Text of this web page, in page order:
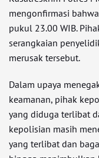
mengonfirmasi
pukul 23.00 WIB.
serangkaian
merusak tersebut.
Dalam upaya
keamanan, pihak
yang diduga terlibat
kepolisian masih
yang terlibat dan